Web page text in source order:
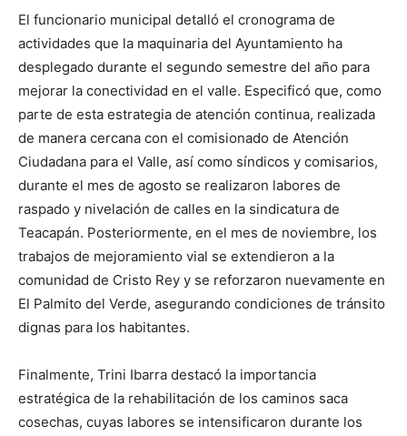
El funcionario municipal detalló el cronograma de
actividades que la maquinaria del Ayuntamiento ha
desplegado durante el segundo semestre del año para
mejorar la conectividad en el valle. Especificó que, como
parte de esta estrategia de atención continua, realizada
de manera cercana con el comisionado de Atención
Ciudadana para el Valle, así como síndicos y comisarios,
durante el mes de agosto se realizaron labores de
raspado y nivelación de calles en la sindicatura de
Teacapán. Posteriormente, en el mes de noviembre, los
trabajos de mejoramiento vial se extendieron a la
comunidad de Cristo Rey y se reforzaron nuevamente en
El Palmito del Verde, asegurando condiciones de tránsito
dignas para los habitantes.
Finalmente, Trini Ibarra destacó la importancia
estratégica de la rehabilitación de los caminos saca
cosechas, cuyas labores se intensificaron durante los